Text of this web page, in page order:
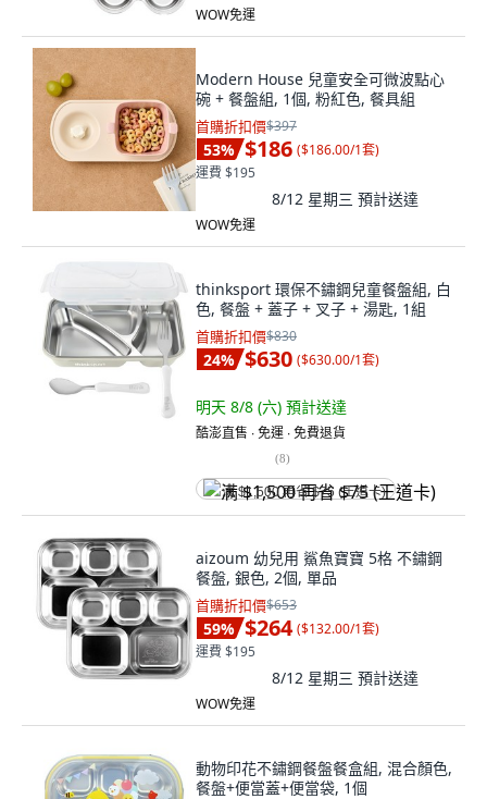
WOW免運
Modern House 兒童安全可微波點心
碗 + 餐盤組, 1個, 粉紅色, 餐具組
首購折扣價$397
53% $186 ($186.00/1套)
運費 $195
8/12 星期三 預計送達
WOW免運
thinksport 環保不鏽鋼兒童餐盤組, 白
色, 餐盤 + 蓋子 + 叉子 + 湯匙, 1組
首購折扣價$830
24% $630 ($630.00/1套)
明天 8/8 (六) 預計送達
酷澎直售 ∙ 免運 ∙ 免費退貨
(8)
满 $1,500 再省 $75 (王道卡)
aizoum 幼兒用 鯊魚寶寶 5格 不鏽鋼
餐盤, 銀色, 2個, 單品
首購折扣價$653
59% $264 ($132.00/1套)
運費 $195
8/12 星期三 預計送達
WOW免運
動物印花不鏽鋼餐盤餐盒組, 混合顏色,
餐盤+便當蓋+便當袋, 1個